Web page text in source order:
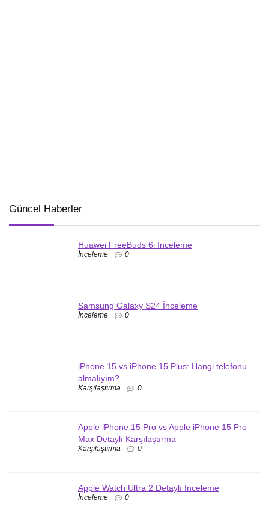
Güncel Haberler
Huawei FreeBuds 6i İnceleme
İnceleme 0
Samsung Galaxy S24 İnceleme
İnceleme 0
iPhone 15 vs iPhone 15 Plus: Hangi telefonu
almalıyım?
Karşılaştırma 0
Apple iPhone 15 Pro vs Apple iPhone 15 Pro
Max Detaylı Karşılaştırma
Karşılaştırma 0
Apple Watch Ultra 2 Detaylı İnceleme
İnceleme 0